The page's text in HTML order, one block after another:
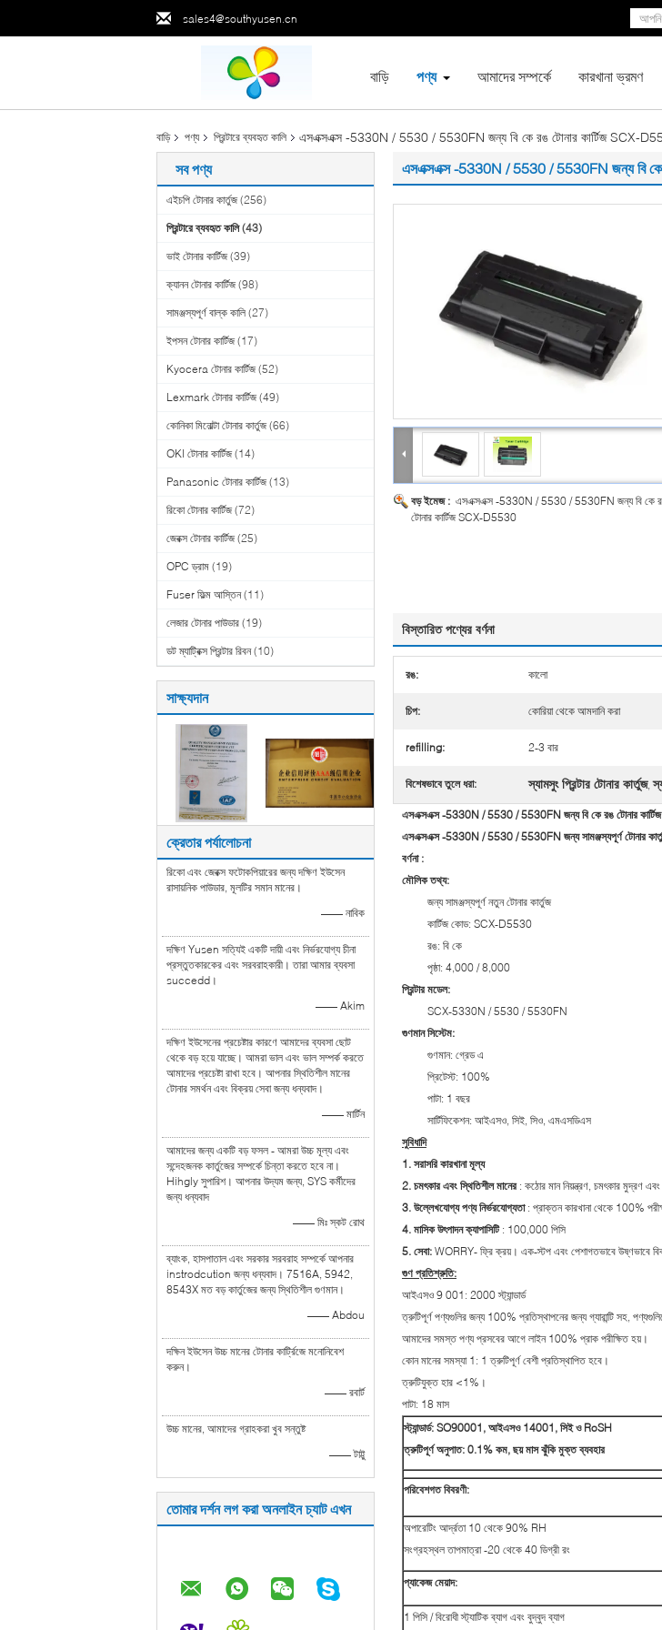
sales4@southyusen.cn
বাড়ি পণ্য আমাদের সম্পর্কে কারখানা ভ্রমণ
বাড়ি পণ্য প্রিন্টারে ব্যবহৃত কালি এসএক্সএক্স -5330N / 5530 / 5530FN জন্য বি কে রঙ টোনার কার্টিজ SCX-
সব পণ্য
এইচপি টোনার কার্তুজ (256)
প্রিন্টারে ব্যবহৃত কালি (43)
ভাই টোনার কার্টিজ (39)
ক্যানন টোনার কার্টিজ (98)
সামঞ্জস্যপূর্ণ বাল্ক কালি (27)
ইপসন টোনার কার্টিজ (17)
Kyocera টোনার কার্টিজ (52)
Lexmark টোনার কার্টিজ (49)
কোনিকা মিনোল্টা টোনার কার্তুজ (66)
OKI টোনার কার্টিজ (14)
Panasonic টোনার কার্টিজ (13)
রিকো টোনার কার্টিজ (72)
জেরক্স টোনার কার্টিজ (25)
OPC ড্রাম (19)
Fuser ফিল্ম আস্তিন (11)
লেজার টোনার পাউডার (19)
ডট ম্যাট্রিক্স প্রিন্টার রিবন (10)
সাক্ষ্যদান
ক্রেতার পর্যালোচনা
রিকো এবং জেরক্স ফটোকপিয়ারের জন্য দক্ষিণ ইউসেন
রাসায়নিক পাউডার, মূলটির সমান মানের।
—— নাবিক
দক্ষিণ Yusen সত্যিই একটি দায়ী এবং নির্ভরযোগ্য চীনা
প্রস্তুতকারকের এবং সরবরাহকারী। তারা আমার ব্যবসা
succedd।
—— Akim
দক্ষিণ ইউসেনের প্রচেষ্টার কারণে আমাদের ব্যবসা ছোট
থেকে বড় হয়ে যাচ্ছে। আমরা ভাল এবং ভাল সম্পর্ক করতে
আমাদের প্রচেষ্টা রাখা হবে। আপনার স্থিতিশীল মানের
টোনার সমর্থন এবং বিক্রয় সেবা জন্য ধন্যবাদ।
—— মার্টিন
আমাদের জন্য একটি বড় ফসল - আমরা উচ্চ মূল্য এবং
সন্দেহজনক কার্তুজের সম্পর্কে চিন্তা করতে হবে না।
Hihgly সুপারিশ। আপনার উদ্যম জন্য, SYS কর্মীদের
জন্য ধন্যবাদ
—— মিঃ স্কট রোথ
ব্যাংক, হাসপাতাল এবং সরকার সরবরাহ সম্পর্কে আপনার
instrodcution জন্য ধন্যবাদ। 7516A, 5942,
8543X মত বড় কার্তুজের জন্য স্থিতিশীল গুণমান।
—— Abdou
দক্ষিন ইউসেন উচ্চ মানের টোনার কার্ট্রিজে মনোনিবেশ
করুন।
—— রবার্ট
উচ্চ মানের, আমাদের গ্রাহকরা খুব সন্তুষ্ট
—— টাট্টু
তোমার দর্শন লগ করা অনলাইন চ্যাট এখন
এসএক্সএক্স -5330N / 5530 / 5530FN জন্য বি কে
বড় ইমেজ : এসএক্সএক্স -5330N / 5530 / 5530FN জন্য বি কে
টোনার কার্টিজ SCX-D5530
বিস্তারিত পণ্যের বর্ণনা
রঙ: কালো
চিপ: কোরিয়া থেকে আমদানি করা
refilling: 2-3 বার
বিশেষভাবে তুলে ধরা: স্যামসুং প্রিন্টার টোনার কার্তুজ,
এসএক্সএক্স -5330N / 5530 / 5530FN জন্য বি কে রঙ টোনার
এসএক্সএক্স -5330N / 5530 / 5530FN জন্য সামঞ্জস্যপূর্ণ টোনার
বর্ণনা :
মৌলিক তথ্য:
জন্য সামঞ্জস্যপূর্ণ নতুন টোনার কার্তুজ
কার্টিজ কোড: SCX-D5530
রঙ: বি কে
পৃষ্ঠা: 4,000 / 8,000
প্রিন্টার মডেল:
SCX-5330N / 5530 / 5530FN
গুণমান সিস্টেম:
গুণমান: গ্রেড এ
প্রিটেস্ট: 100%
পাটা: 1 বছর
সার্টিফিকেশন: আইএসও, সিই, সিও, এমএসডিএস
সুবিধাদি
1. সরাসরি কারখানা মূল্য
2. চমৎকার এবং স্থিতিশীল মানের: কঠোর মান নিয়ন্ত্রণ, চমৎকার মুদ্রণ এবং
3. উল্লেখযোগ্য পণ্য নির্ভরযোগ্যতা: প্রাক্তন কারখানা থেকে 100%
4. মাসিক উৎপাদন ক্যাপাসিটি: 100,000 পিসি
5. সেবা: WORRY- ফ্রি ক্রয়। এক-স্টপ এবং পেশাগতভাবে উষ্ণভাবে
গুণ প্রতিশ্রুতি:
আইএসও 9 001: 2000 স্ট্যান্ডার্ড
ত্রুটিপূর্ণ পণ্যগুলির জন্য 100% প্রতিস্থাপনের জন্য গ্যারান্টি সহ,
আমাদের সমস্ত পণ্য প্রসবের আগে লাইন 100% প্রাক পরীক্ষিত হয়।
কোন মানের সমস্যা 1: 1 ত্রুটিপূর্ণ বেশী প্রতিস্থাপিত হবে।
ত্রুটিযুক্ত হার <1%।
পাটা: 18 মাস
স্ট্যান্ডার্ড: SO90001, আইএসও 14001, সিই ও RoSH
ত্রুটিপূর্ণ অনুপাত: 0.1% কম, ছয় মাস ঝুঁকি মুক্ত ব্যবহার
পরিবেশগত বিবরণী:
অপারেটিং আর্দ্রতা 10 থেকে 90% RH
সংগ্রহস্থল তাপমাত্রা -20 থেকে 40 ডিগ্রী রং
প্যাকেজ মেয়াদ:
1 পিসি / বিরোধী স্ট্যাটিক ব্যাগ এবং বুদ্বুদ ব্যাগ